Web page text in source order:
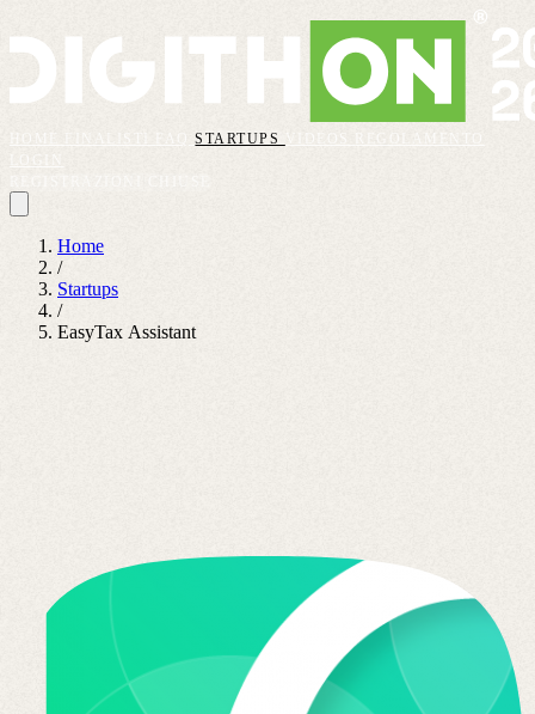
FAQSTARTUPS VIDEOS
REGOLAMENTO
Home
/
Startups
/
EasyTax Assistant